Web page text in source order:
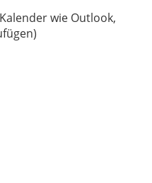
wie Outlook,